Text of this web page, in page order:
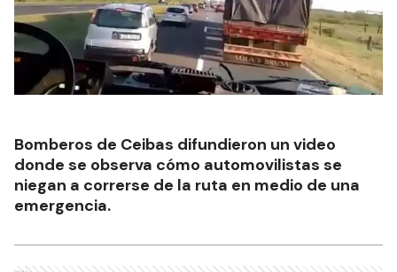
Bomberos de Ceibas difundieron un video
donde se observa cómo automovilistas se
niegan a correrse de la ruta en medio de una
emergencia.